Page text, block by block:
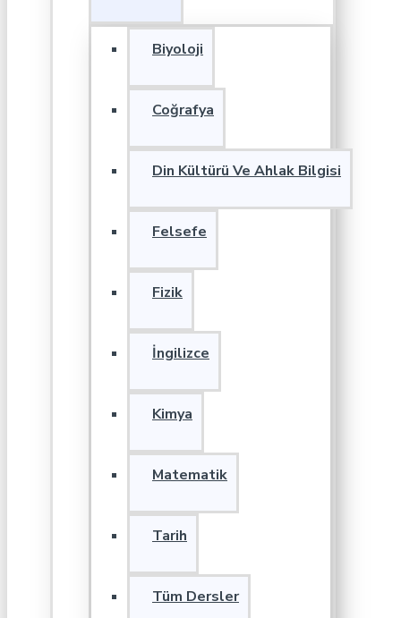
Biyoloji
Coğrafya
Din Kültürü Ve Ahlak Bilgisi
Felsefe
Fizik
İngilizce
Kimya
Matematik
Tarih
Tüm Dersler